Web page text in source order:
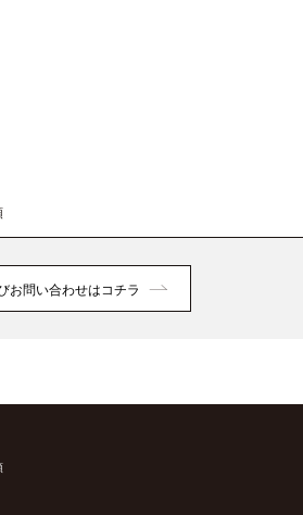
お問い合わせはコチラ